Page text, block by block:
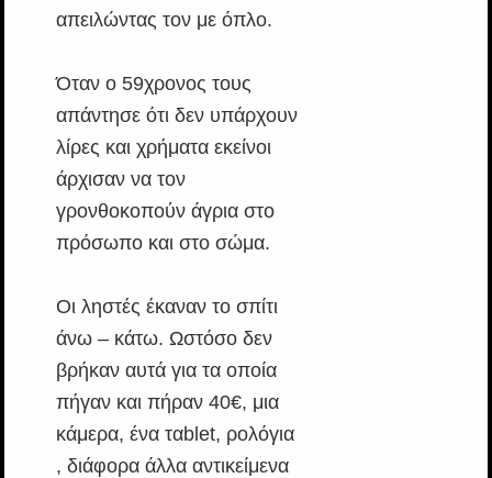
απειλώντας τον με όπλο.
Όταν ο 59χρονος τους
απάντησε ότι δεν υπάρχουν
λίρες και χρήματα εκείνοι
άρχισαν να τον
γρονθοκοπούν άγρια στο
πρόσωπο και στο σώμα.
Οι ληστές έκαναν το σπίτι
άνω – κάτω. Ωστόσο δεν
βρήκαν αυτά για τα οποία
πήγαν και πήραν 40€, μια
κάμερα, ένα ταblet, ρολόγια
, διάφορα άλλα αντικείμενα